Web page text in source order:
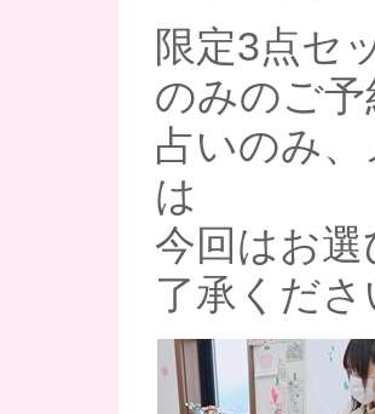
限定3点セ
のみのご
占いのみ
は
今回はお
了承くださ